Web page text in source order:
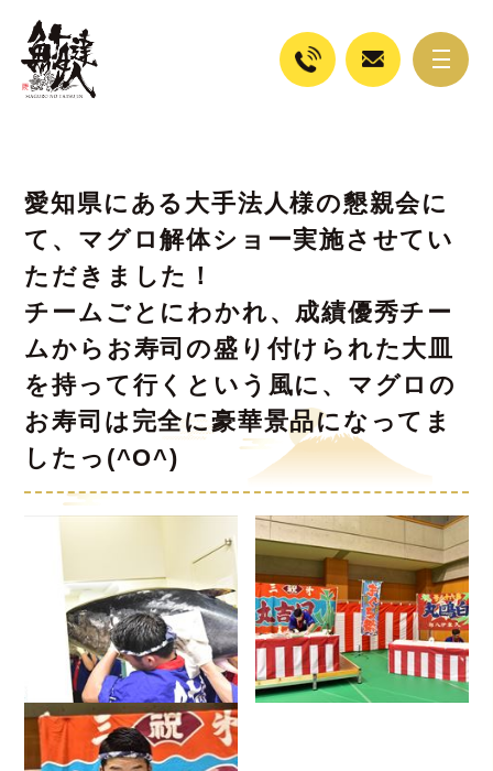
愛知県にある大手法人様の懇親会に
て、マグロ解体ショー実施させてい
ただきました！
チームごとにわかれ、成績優秀チー
ムからお寿司の盛り付けられた大皿
を持って行くという風に、マグロの
お寿司は完全に豪華景品になってま
したっ(^O^)